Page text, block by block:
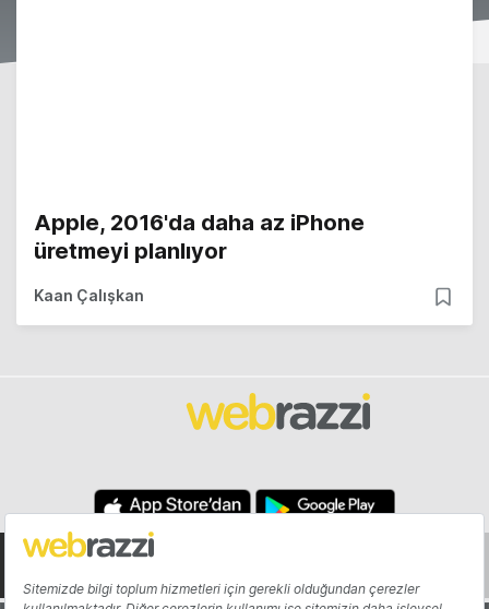
Apple, 2016'da daha az iPhone
üretmeyi planlıyor
Kaan Çalışkan